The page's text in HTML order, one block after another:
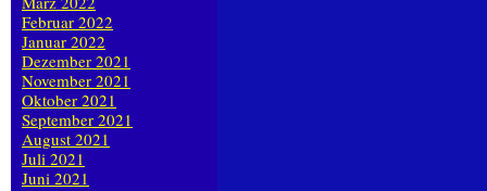
Februar 2022
Januar 2022
Dezember 2021
November 2021
Oktober 2021
September 2021
August 2021
Juli 2021
Juni 2021